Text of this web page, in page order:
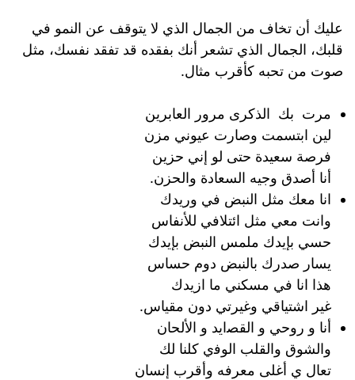
عليك أن تخاف من الجمال الذي لا يتوقف عن النمو في
قلبك، الجمال الذي تشعر أنك بفقده قد تفقد نفسك، مثل
صوت من تحبه كأقرب مثال.
مرت بك الذكرى مرور العابرين
لين ابتسمت وصارت عيوني مزن
فرصة سعيدة حتى لو إني حزين
أنا أصدق وجيه السعادة والحزن.
انا معك مثل النبض في وريدك
وانت معي مثل ائتلافي للأنفاس
حسي بإيدك ملمس النبض بإيدك
يسار صدرك بالنبض دوم حساس
هذا انا في مسكني ما ازيدك
غير اشتياقي وغيرتي دون مقياس.
أنا ﻭ ﺭﻭﺣﻲ ﻭ اﻟﻘﺼاﻳﺪ ﻭ الألحان
واﻟﺸﻮﻕ ﻭاﻟﻘﻠﺐ اﻟﻮﻓي كلنا لك
تعال ي أﻏﻠﻰ معرفه وأقرب إنسان